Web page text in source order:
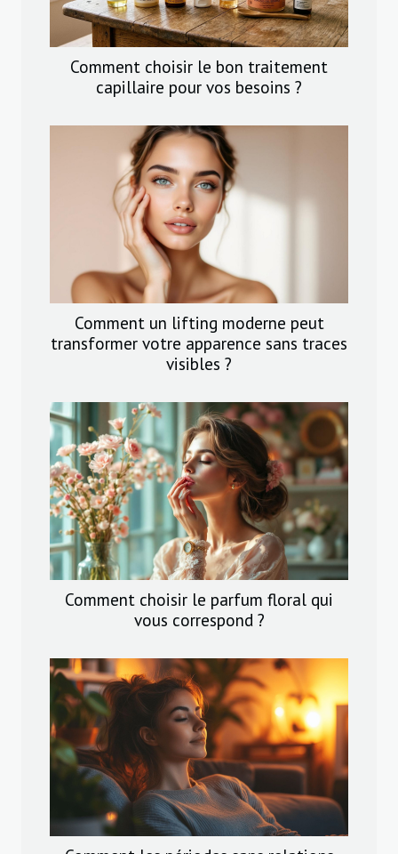
Comment choisir le bon traitement
capillaire pour vos besoins ?
Comment un lifting moderne peut
transformer votre apparence sans traces
visibles ?
Comment choisir le parfum floral qui
vous correspond ?